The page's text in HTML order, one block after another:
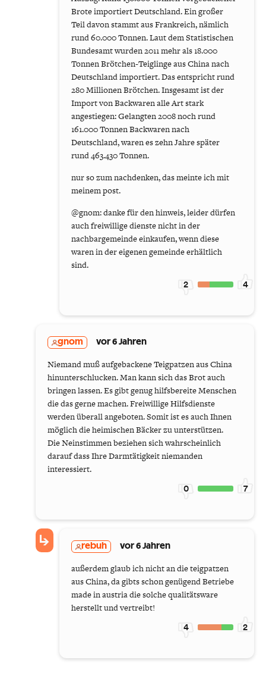
Brote importiert Deutschland. Ein großer
Teil davon stammt aus Frankreich, nämlich
rund 60.000 Tonnen. Laut dem Statistischen
Bundesamt wurden 2011 mehr als 18.000
Tonnen Brötchen-Teiglinge aus China nach
Deutschland importiert. Das entspricht rund
280 Millionen Brötchen. Insgesamt ist der
Import von Backwaren alle Art stark
angestiegen: Gelangten 2008 noch rund
161.000 Tonnen Backwaren nach
Deutschland, waren es zehn Jahre später
rund 463.430 Tonnen.
nur so zum nachdenken, das meinte ich mit
meinem post.
@gnom: danke für den hinweis, leider dürfen
auch freiwillige dienste nicht in der
nachbargemeinde einkaufen, wenn diese
waren in der eigenen gemeinde erhältlich
sind.
2 4
gnom vor 6 Jahren
Niemand muß aufgebackene Teigpatzen aus China
hinunterschlucken. Man kann sich das Brot auch
bringen lassen. Es gibt genug hilfsbereite Menschen
die das gerne machen. Freiwillige Hilfsdienste
werden überall angeboten. Somit ist es auch Ihnen
möglich die heimischen Bäcker zu unterstützen.
Die Neinstimmen beziehen sich wahrscheinlich
darauf dass Ihre Darmtätigkeit niemanden
interessiert.
0 7
rebuh vor 6 Jahren
außerdem glaub ich nicht an die teigpatzen
aus China, da gibts schon genügend Betriebe
made in austria die solche qualitätsware
herstellt und vertreibt!
4 2